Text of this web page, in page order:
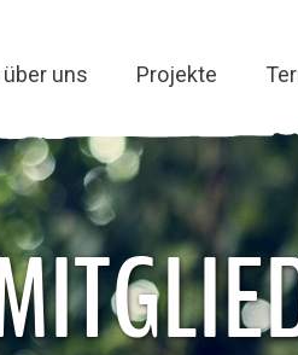
über uns Projekte